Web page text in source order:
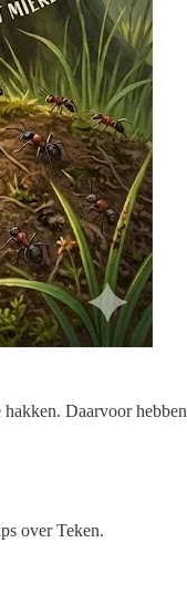
Daarvoor hebben
over Teken.